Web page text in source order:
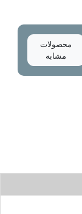
محصولات
مشابه